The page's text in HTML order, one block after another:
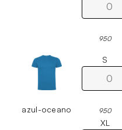
950
azul-oceano
S
950
XL